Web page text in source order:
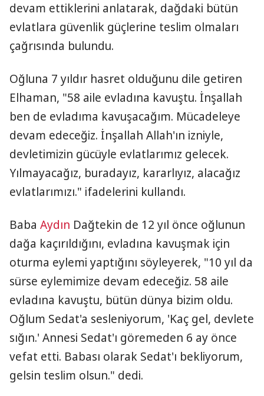
devam ettiklerini anlatarak, dağdaki bütün
evlatlara güvenlik güçlerine teslim olmaları
çağrısında bulundu.
Oğluna 7 yıldır hasret olduğunu dile getiren
Elhaman, "58 aile evladına kavuştu. İnşallah
ben de evladıma kavuşacağım. Mücadeleye
devam edeceğiz. İnşallah Allah'ın izniyle,
devletimizin gücüyle evlatlarımız gelecek.
Yılmayacağız, buradayız, kararlıyız, alacağız
evlatlarımızı." ifadelerini kullandı.
Baba Aydın Dağtekin de 12 yıl önce oğlunun
dağa kaçırıldığını, evladına kavuşmak için
oturma eylemi yaptığını söyleyerek, "10 yıl da
sürse eylemimize devam edeceğiz. 58 aile
evladına kavuştu, bütün dünya bizim oldu.
Oğlum Sedat'a sesleniyorum, 'Kaç gel, devlete
sığın.' Annesi Sedat'ı göremeden 6 ay önce
vefat etti. Babası olarak Sedat'ı bekliyorum,
gelsin teslim olsun." dedi.